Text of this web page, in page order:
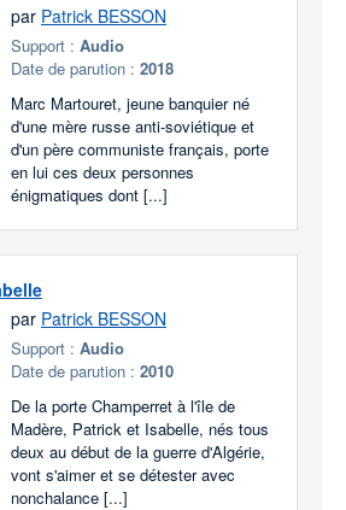
par Patrick BESSON
Support : Audio
Date de parution : 2018
Marc Martouret, jeune banquier né
d'une mère russe anti-soviétique et
d'un père communiste français, porte
en lui ces deux personnes
énigmatiques dont [...]
par Patrick BESSON
Support : Audio
Date de parution : 2010
De la porte Champerret à l'île de
Madère, Patrick et Isabelle, nés tous
deux au début de la guerre d'Algérie,
vont s'aimer et se détester avec
nonchalance [...]